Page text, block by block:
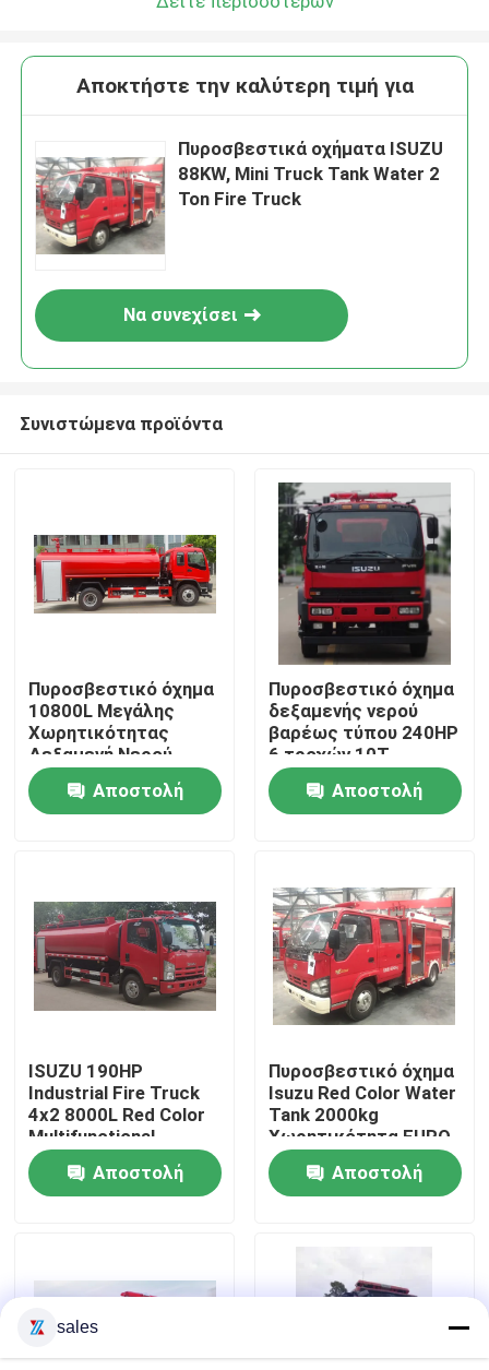
Σπίτι
Προϊόντα
Γύρος εργοστασίων
Ποιοτικός έλεγχος
Μας ελάτε σε επαφή με
Ζητήστε ένα απόσπασμα
Πυροσβεστικό όχημα αφρού
Πυροσβεστικό όχημα ξηρής σκόνης
Αποκτήστε την καλύτερη τιμή για
Πυροσβεστικά οχήματα ISUZU
88KW, Mini Truck Tank Water 2
Ton Fire Truck
Να συνεχίσει
Συνιστώμενα προϊόντα
Πυροσβεστικό όχημα
10800L Μεγάλης
Χωρητικότητας
Δεξαμενή Νερού
177KW 6 Τροχοί για
την Πυροσβεστική
Αποστολή
Πυροσβεστικό όχημα
δεξαμενής νερού
βαρέως τύπου 240HP
6 τροχών 10Τ
Κόκκινο χρώμα
Αποστολή
ISUZU 190HP
Industrial Fire Truck
4x2 8000L Red Color
Multifunctional
Αποστολή
Πυροσβεστικό όχημα
Isuzu Red Color Water
Tank 2000kg
Χωρητικότητα EURO
6
Αποστολή
sales